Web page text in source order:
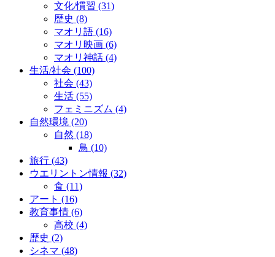
文化/慣習 (31)
歴史 (8)
マオリ語 (16)
マオリ映画 (6)
マオリ神話 (4)
生活/社会 (100)
社会 (43)
生活 (55)
フェミニズム (4)
自然環境 (20)
自然 (18)
鳥 (10)
旅行 (43)
ウエリントン情報 (32)
食 (11)
アート (16)
教育事情 (6)
高校 (4)
歴史 (2)
シネマ (48)